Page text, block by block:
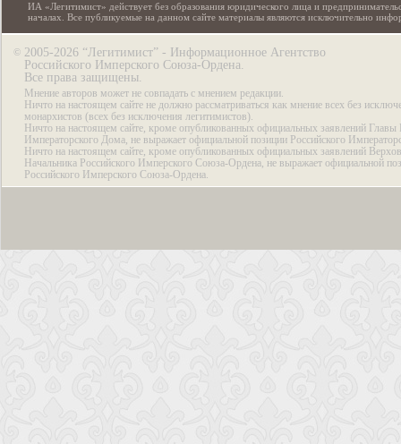
ИА «Легитимист» действует без образования юридического лица и
началах. Все публикуемые на данном сайте материалы являются исключительно
© 2005-2026 “Легитимист” - Информационное Агентство
Российского Имперского Союза-Ордена.
Все права защищены.
Мнение авторов может не совпадать с мнением редакции.
Ничто на настоящем сайте не должно рассматриваться как мнение всех без
монархистов (всех без исключения легитимистов).
Ничто на настоящем сайте, кроме опубликованных официальных заявлений Главы
Императорского Дома, не выражает официальной позиции Российского
Ничто на настоящем сайте, кроме опубликованных официальных заявлений
Начальника Российского Имперского Союза-Ордена, не выражает официальной
Российского Имперского Союза-Ордена.